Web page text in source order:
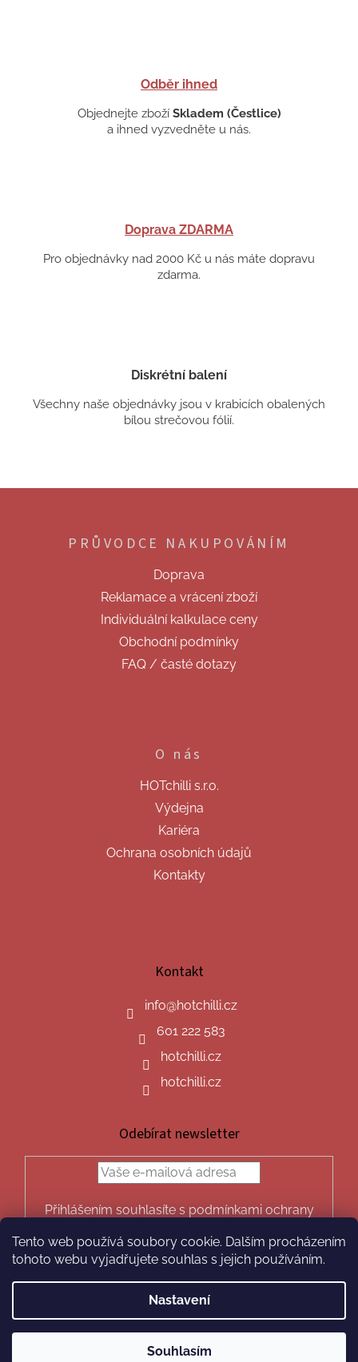
Tento web používá soubory cookie. Dalším procházením
tohoto webu vyjadřujete souhlas s jejich používáním.
Nastavení
Souhlasím
Odběr ihned
Objednejte zboží Skladem (Čestlice)
a ihned vyzvedněte u nás.
Doprava ZDARMA
Pro objednávky nad 2000 Kč u nás máte dopravu
zdarma.
Diskrétní balení
Všechny naše objednávky jsou v krabicích obalených
bílou strečovou fólií.
PRŮVODCE NAKUPOVÁNÍM
Doprava
Reklamace a vrácení zboží
Individuální kalkulace ceny
Obchodní podmínky
FAQ / časté dotazy
O nás
HOTchilli s.r.o.
Výdejna
Kariéra
Ochrana osobních údajů
Kontakty
Kontakt
info@hotchilli.cz
601 222 583
hotchilli.cz
hotchilli.cz
Odebírat newsletter
Přihlášením souhlasíte s podmínkami ochrany
PŘIHLÁSIT
SE